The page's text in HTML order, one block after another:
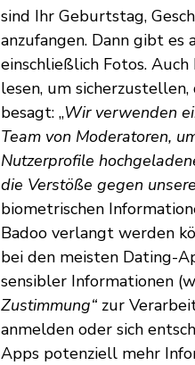
sind Ihr Geburtstag,
anzufangen. Dann gibt
einschließlich Fotos.
lesen, um
besagt: „Wir verwenden
Team von Moderatoren,
Nutzerprofile
die Verstöße gegen
biometrischen
Badoo verlangt werden
bei den meisten Dating-
sensibler Informationen
Zustimmung“ zur
anmelden oder sich
Apps potenziell mehr